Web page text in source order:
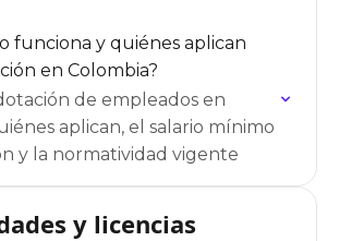
funciona y quiénes aplican
en Colombia?
de empleados en
aplican, el salario mínimo
y la normatividad vigente
y licencias